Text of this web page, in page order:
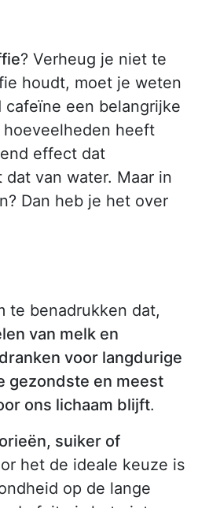
? Verheug je niet te
houdt, moet je weten
een belangrijke
heeft
effect dat
van water. Maar in
Dan heb je het over
te benadrukken dat,
van melk en
voor langdurige
gezondste en meest
ons lichaam blijft.
suiker of
het de ideale keuze is
op de lange